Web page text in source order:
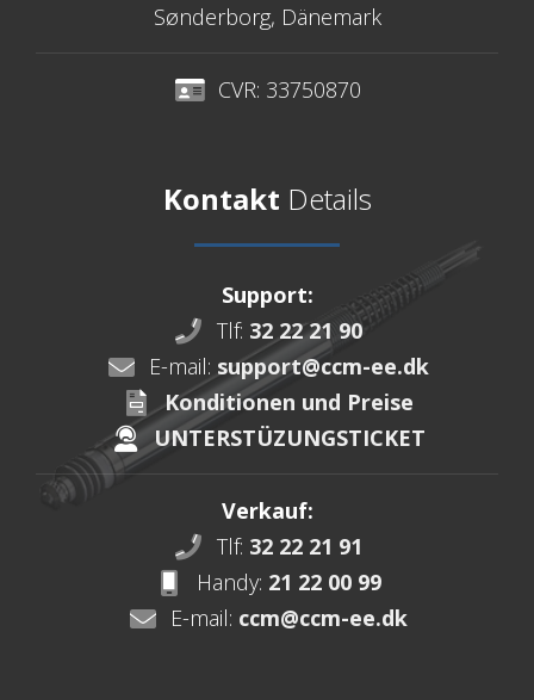
Sønderborg, Dänemark
CVR: 33750870
Kontakt Details
Support:
Tlf: 32 22 21 90
E-mail: support@ccm-ee.dk
Konditionen und Preise
UNTERSTÜZUNGSTICKET
Verkauf:
Tlf: 32 22 21 91
Handy: 21 22 00 99
E-mail: ccm@ccm-ee.dk